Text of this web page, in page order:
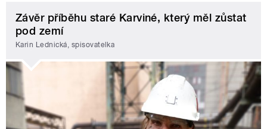
Závěr příběhu staré Karviné, který měl zůstat
pod zemí
Karin Lednická, spisovatelka